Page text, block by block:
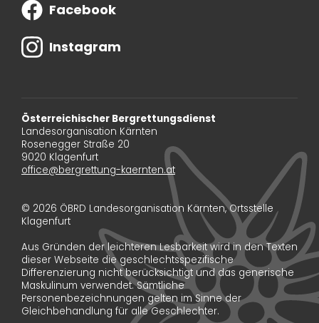
Facebook
Instagram
Österreichischer Bergrettungsdienst
Landesorganisation Kärnten
Rosenegger Straße 20
9020 Klagenfurt
office@bergrettung-kaernten.at
© 2026 ÖBRD Landesorganisation Kärnten, Ortsstelle
Klagenfurt
Aus Gründen der leichteren Lesbarkeit wird in den Texten
dieser Webseite die geschlechtsspezifische
Differenzierung nicht berücksichtigt und das generische
Maskulinum verwendet. Sämtliche
Personenbezeichnungen gelten im Sinne der
Gleichbehandlung für alle Geschlechter.